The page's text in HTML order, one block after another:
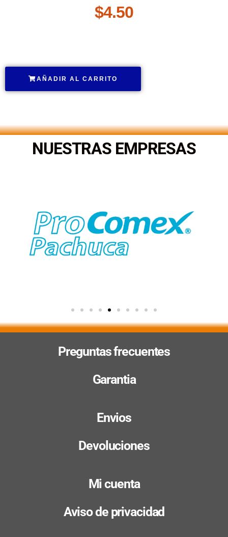
$4.50
AÑADIR AL CARRITO
NUESTRAS EMPRESAS
Preguntas frecuentes
Garantia
Envios
Devoluciones
Mi cuenta
Aviso de privacidad